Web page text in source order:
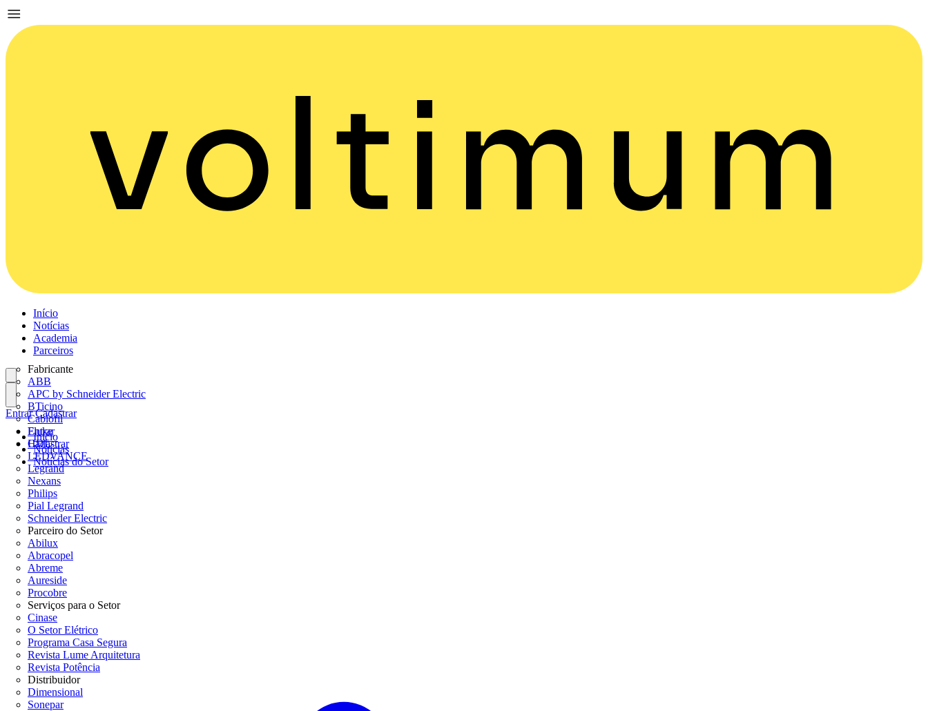
Início
Notícias
Academia
Parceiros
Fabricante
ABB
APC by Schneider Electric
BTicino
Cablofil
Fluke
HDL
LEDVANCE
Legrand
Nexans
Philips
Pial Legrand
Schneider Electric
Parceiro do Setor
Abilux
Abracopel
Abreme
Aureside
Procobre
Serviços para o Setor
Cinase
O Setor Elétrico
Programa Casa Segura
Revista Lume Arquitetura
Revista Potência
Distribuidor
Dimensional
Sonepar
Entrar
Cadastrar
Entrar Cadastrar
Início
Notícias
Notícias do Setor